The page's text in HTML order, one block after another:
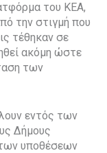
του ΚΕΑ,
την στιγμή που
τέθηκαν σε
ακόμη ώστε
των
εντός των
Δήμους
υποθέσεων